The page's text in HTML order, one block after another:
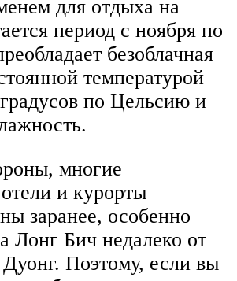
для отдыха на
период с ноября по
безоблачная
температурой
по Цельсию и
многие
и курорты
заранее, особенно
Лонг Бич недалеко от
Поэтому, если вы